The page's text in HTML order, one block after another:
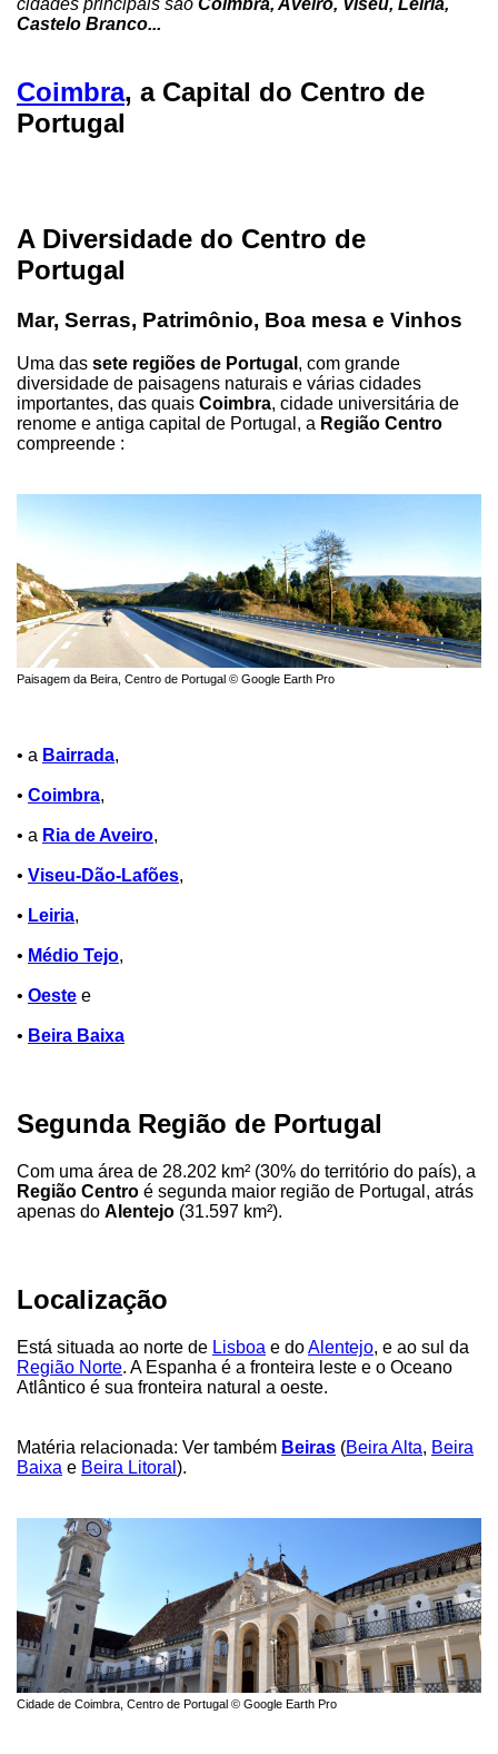
cidades principais são Coimbra, Aveiro, Viseu, Leiria,
Castelo Branco...
Coimbra, a Capital do Centro de
Portugal
A Diversidade do Centro de
Portugal
Mar, Serras, Patrimônio, Boa mesa e Vinhos
Uma das sete regiões de Portugal , com grande
diversidade de paisagens naturais e várias cidades
importantes, das quais Coimbra, cidade universitária de
renome e antiga capital de Portugal, a Região Centro
compreende :
Paisagem da Beira, Centro de Portugal © Google Earth Pro
• a Bairrada,
• Coimbra,
• a Ria de Aveiro,
• Viseu-Dão-Lafões,
• Leiria,
• Médio Tejo,
• Oeste e
• Beira Baixa
Segunda Região de Portugal
Com uma área de 28.202 km² (30% do território do país), a
Região Centro é segunda maior região de Portugal, atrás
apenas do Alentejo (31.597 km²).
Localização
Está situada ao norte de Lisboa e doAlentejo, e ao sul da
Região Norte. A Espanha é a fronteira leste e o Oceano
Atlântico é sua fronteira natural a oeste.
Matéria relacionada: Ver também Beiras (Beira Alta, Beira
Baixa e Beira Litoral ).
Cidade de Coimbra, Centro de Portugal © Google Earth Pro